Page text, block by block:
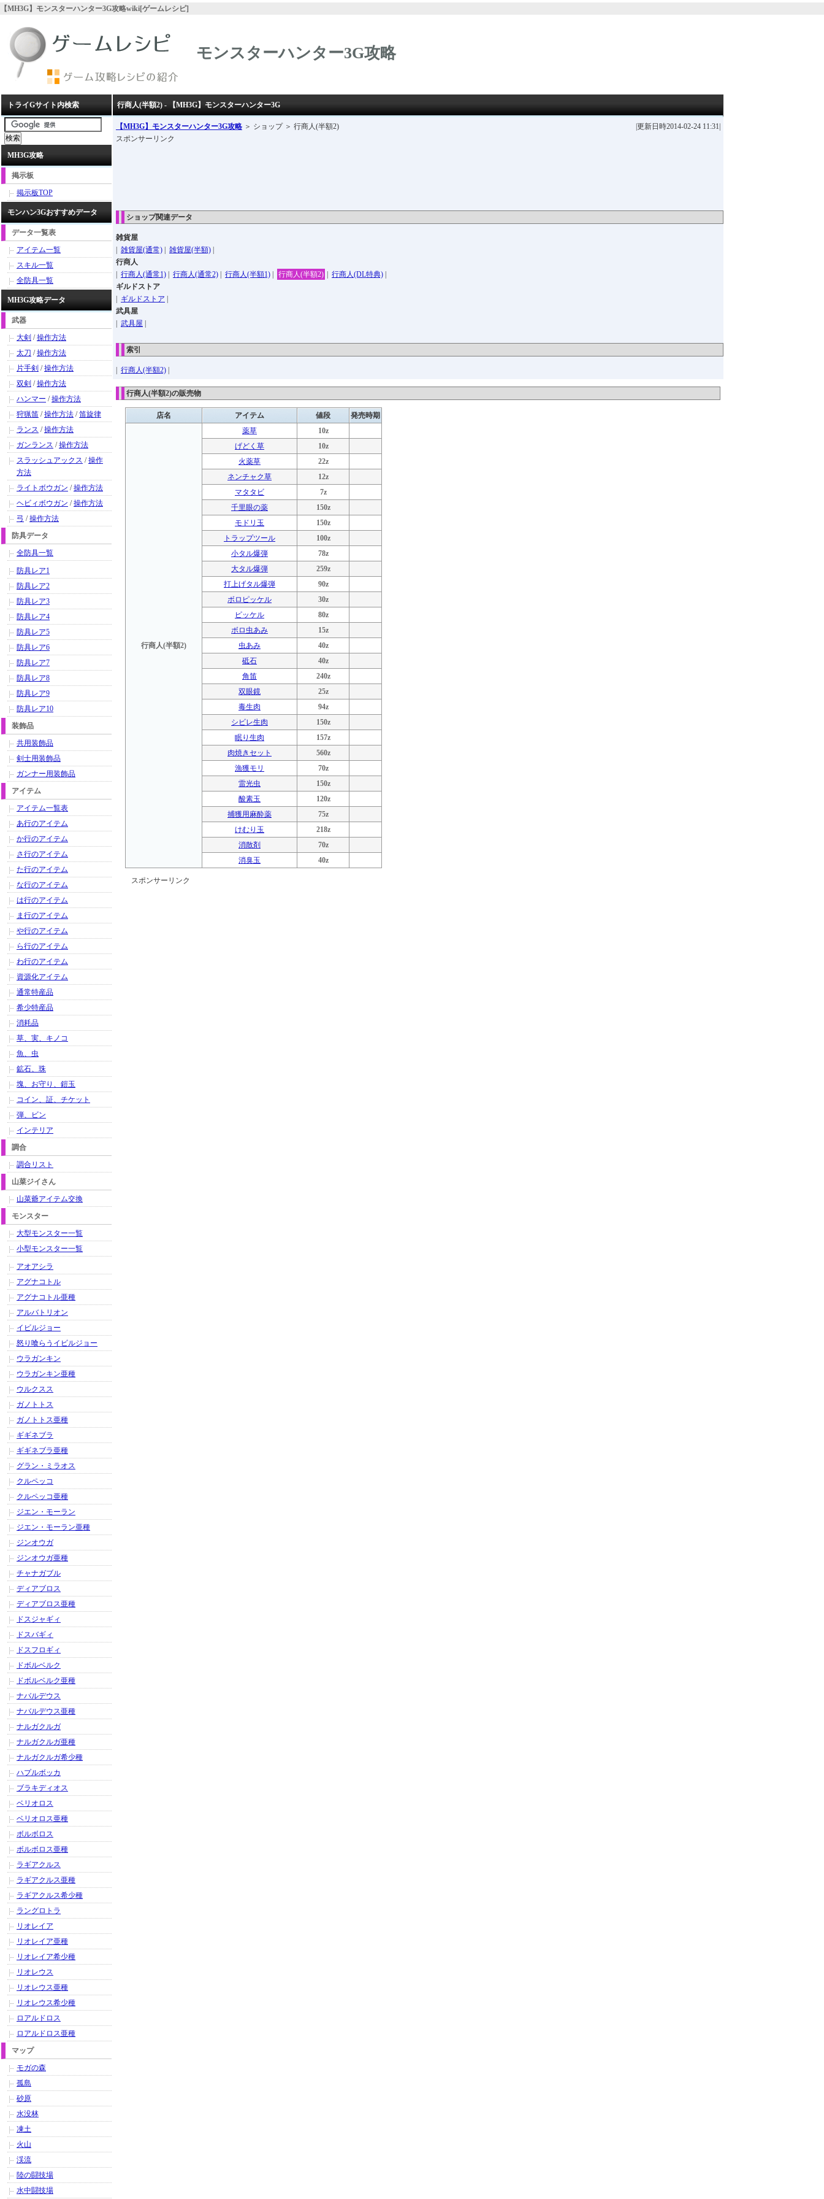
【MH3G】モンスターハンター3G攻略wiki[ゲームレシピ]
モンスターハンター3G攻略
行商人(半額2) - 【MH3G】モンスターハンター3G
【MH3G】モンスターハンター3G攻略 ＞ ショップ ＞ 行商人(半額2)
|更新日時2014-02-24 11:31|
スポンサーリンク
ショップ関連データ
雑貨屋
雑貨屋(通常) 雑貨屋(半額)
行商人
行商人(通常1) 行商人(通常2) 行商人(半額1) 行商人(半額2) 行商人(DL特典)
ギルドストア
ギルドストア
武具屋
武具屋
索引
行商人(半額2)
行商人(半額2)の販売物
店名 アイテム 値段 発売時期
行商人(半額2)
薬草
10z
げどく草
10z
火薬草
22z
ネンチャク草
12z
マタタビ
7z
千里眼の薬
150z
モドリ玉
150z
トラップツール
100z
小タル爆弾
78z
大タル爆弾
259z
打上げタル爆弾
90z
ボロピッケル
30z
ピッケル
80z
ボロ虫あみ
15z
虫あみ
40z
砥石
40z
角笛
240z
双眼鏡
25z
毒生肉
94z
シビレ生肉
150z
眠り生肉
157z
肉焼きセット
560z
漁獲モリ
70z
雷光虫
150z
酸素玉
120z
捕獲用麻酔薬
75z
けむり玉
218z
消散剤
70z
消臭玉
40z
スポンサーリンク
トライGサイト内検索
MH3G攻略
掲示板
掲示板TOP
モンハン3Gおすすめデータ
データ一覧表
アイテム一覧
スキル一覧
全防具一覧
MH3G攻略データ
武器
大剣 /操作方法
太刀 /操作方法
片手剣 /操作方法
双剣 /操作方法
ハンマー /操作方法
狩猟笛 /操作方法 /笛旋律
ランス /操作方法
ガンランス /操作方法
スラッシュアックス /操作
方法
ライトボウガン /操作方法
ヘビィボウガン /操作方法
弓 /操作方法
防具データ
全防具一覧
防具レア1
防具レア2
防具レア3
防具レア4
防具レア5
防具レア6
防具レア7
防具レア8
防具レア9
防具レア10
装飾品
共用装飾品
剣士用装飾品
ガンナー用装飾品
アイテム
アイテム一覧表
あ行のアイテム
か行のアイテム
さ行のアイテム
た行のアイテム
な行のアイテム
は行のアイテム
ま行のアイテム
や行のアイテム
ら行のアイテム
わ行のアイテム
資源化アイテム
通常特産品
希少特産品
消耗品
草、実、キノコ
魚、虫
鉱石、珠
塊、お守り、鎧玉
コイン、証、チケット
弾、ビン
インテリア
調合
調合リスト
山菜ジイさん
山菜爺アイテム交換
モンスター
大型モンスター一覧
小型モンスター一覧
アオアシラ
アグナコトル
アグナコトル亜種
アルバトリオン
イビルジョー
怒り喰らうイビルジョー
ウラガンキン
ウラガンキン亜種
ウルクスス
ガノトトス
ガノトトス亜種
ギギネブラ
ギギネブラ亜種
グラン・ミラオス
クルペッコ
クルペッコ亜種
ジエン・モーラン
ジエン・モーラン亜種
ジンオウガ
ジンオウガ亜種
チャナガブル
ディアブロス
ディアブロス亜種
ドスジャギィ
ドスバギィ
ドスフロギィ
ドボルベルク
ドボルベルク亜種
ナバルデウス
ナバルデウス亜種
ナルガクルガ
ナルガクルガ亜種
ナルガクルガ希少種
ハプルボッカ
ブラキディオス
ベリオロス
ベリオロス亜種
ボルボロス
ボルボロス亜種
ラギアクルス
ラギアクルス亜種
ラギアクルス希少種
ラングロトラ
リオレイア
リオレイア亜種
リオレイア希少種
リオレウス
リオレウス亜種
リオレウス希少種
ロアルドロス
ロアルドロス亜種
マップ
モガの森
孤島
砂原
水没林
凍土
火山
渓流
陸の闘技場
水中闘技場